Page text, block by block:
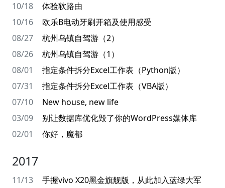
10/18
体验软路由
10/16
欧乐B电动牙刷开箱及使用感受
08/27
杭州乌镇自驾游（2）
08/26
杭州乌镇自驾游（1）
08/01
指定条件拆分Excel工作表（Python版）
07/31
指定条件拆分Excel工作表（VBA版）
07/10
New house, new life
03/09
别让数据库优化毁了你的WordPress媒体库
02/01
你好，魔都
2017
11/13
手握vivo X20黑金旗舰版，从此加入蓝绿大军